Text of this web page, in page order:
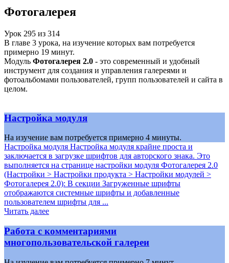
Фотогалерея
Урок 295 из 314
В главе 3 урока, на изучение которых вам потребуется
примерно 19 минут.
Модуль Фотогалерея 2.0 - это современный и удобный
инструмент для создания и управления галереями и
фотоальбомами пользователей, групп пользователей и сайта в
целом.
Настройка модуля
На изучение вам потребуется примерно 4 минуты.
Настройка модуля Настройка модуля крайне проста и
заключается в загрузке шрифтов для авторского знака. Это
выполняется на странице настройки модуля Фотогалерея 2.0
(Настройки > Настройки продукта > Настройки модулей >
Фотогалерея 2.0): В секции Загруженные шрифты
отображаются системные шрифты и добавленные
пользователем шрифты для ...
Читать далее
Работа с комментариями
многопользовательской галереи